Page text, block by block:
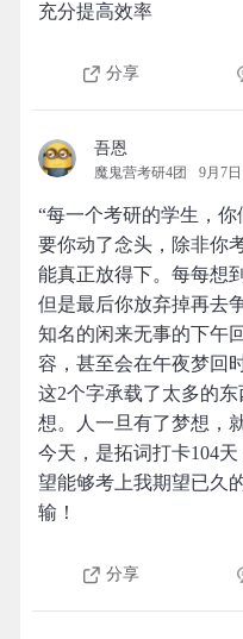
充分提高效率
分享
吾恩
魔鬼营考研4团 9月7
“每一个考研的学生，
要你动了念头，除非你
能真正放得下。每每想
但是最后你放弃掉再去
知名的闲来无事的下午
容，甚至会在午夜梦回
这2个字承载了太多的
想。人一旦有了梦想，
今天，是拓词打卡104
望能够考上我期望已久
输！
分享